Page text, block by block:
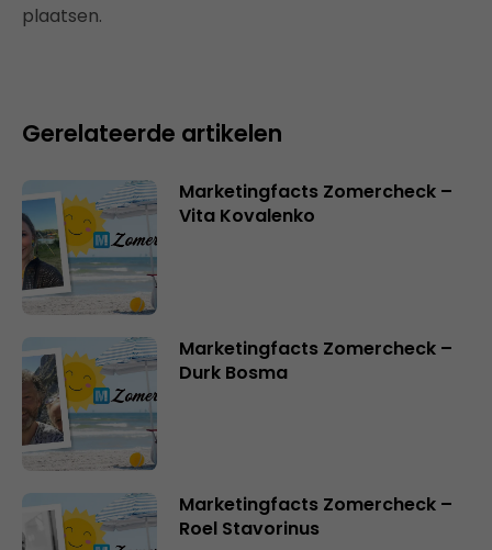
plaatsen.
Gerelateerde artikelen
Marketingfacts Zomercheck –
Vita Kovalenko
Marketingfacts Zomercheck –
Durk Bosma
Marketingfacts Zomercheck –
Roel Stavorinus